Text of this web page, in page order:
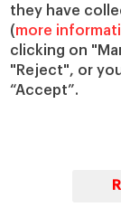
they have
(more
clicking on
"Reject", or
“Accept”.